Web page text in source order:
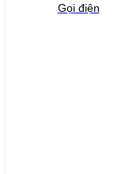
Gọi điện